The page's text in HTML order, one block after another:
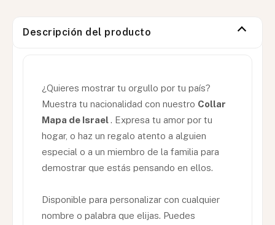
Descripción del producto
¿Quieres mostrar tu orgullo por tu país?
Muestra tu nacionalidad con nuestro Collar
Mapa de Israel. Expresa tu amor por tu
hogar, o haz un regalo atento a alguien
especial o a un miembro de la familia para
demostrar que estás pensando en ellos.
Disponible para personalizar con cualquier
nombre o palabra que elijas. Puedes